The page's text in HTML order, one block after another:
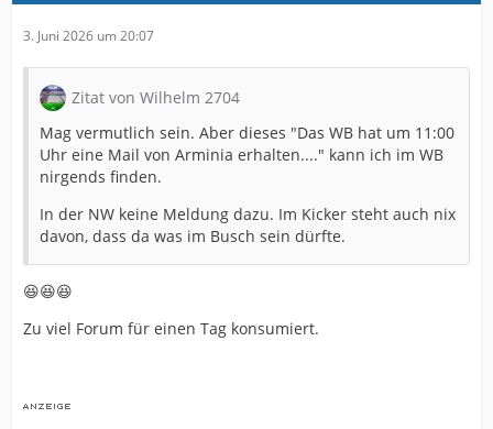
3. Juni 2026 um 20:07
Zitat von Wilhelm 2704
Mag vermutlich sein. Aber dieses "Das WB hat um 11:00
Uhr eine Mail von Arminia erhalten...." kann ich im WB
nirgends finden.
In der NW keine Meldung dazu. Im Kicker steht auch nix
davon, dass da was im Busch sein dürfte.
😆😆😆
Zu viel Forum für einen Tag konsumiert.